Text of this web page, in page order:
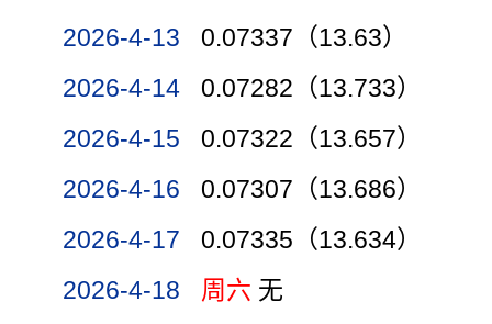
2026-4-13
0.07337（13.63）
2026-4-14
0.07282（13.733）
2026-4-15
0.07322（13.657）
2026-4-16
0.07307（13.686）
2026-4-17
0.07335（13.634）
2026-4-18
周六 无